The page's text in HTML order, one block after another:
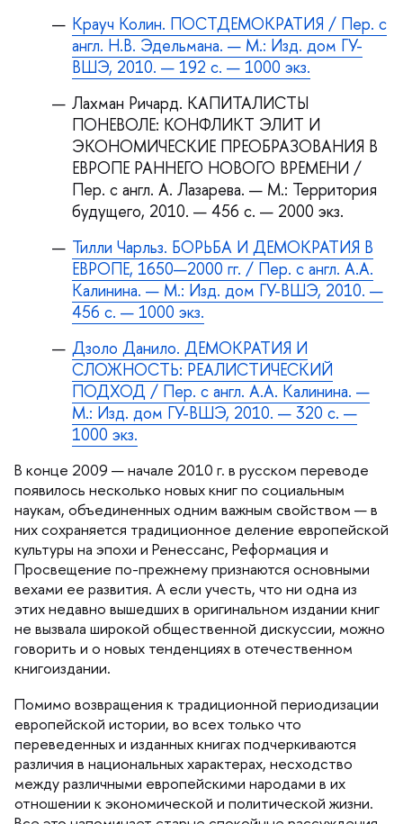
Крауч Колин. ПОСТДЕМОКРАТИЯ / Пер. с
англ. Н.В. Эдельмана. — М.: Изд. дом ГУ-
ШЭ, 2010. — 192 с. — 1000 экз.
Лахман Ричард. КАПИТАЛИСТЫ
ПОНЕВОЛЕ: КОНФЛИКТ ЭЛИТ И
ЭКОНОМИЧЕСКИЕ ПРЕОБРАЗОВАНИЯ
ЕВРОПЕ РАННЕГО НОВОГО ВРЕМЕНИ /
Пер. с англ. А. Лазарева. — М.: Территория
удущего, 2010. — 456 с. — 2000 экз.
Тилли Чарльз. БОРЬБА И ДЕМОКРАТИЯ
ЕВРОПЕ, 1650—2000 гг. / Пер. с англ. А.А.
Калинина. — М.: Изд. дом ГУ-ВШЭ, 2010. —
456 с. — 1000 экз.
Дзоло Данило. ДЕМОКРАТИЯ И
СЛОЖНОСТЬ: РЕАЛИСТИЧЕСКИЙ
ПОДХОД / Пер. с англ. А.А. Калинина. —
М.: Изд. дом ГУ-ВШЭ, 2010. — 320 с. —
1000 экз.
конце 2009 — начале 2010 г. в русском переводе
появилось несколько новых книг по социальным
наукам, объединенных одним важным свойством —
них сохраняется традиционное деление европейской
культуры на эпохи и Ренессанс, Реформация и
Просвещение по-прежнему признаются основными
ехами ее развития. А если учесть, что ни одна из
этих недавно вышедших в оригинальном издании кни
не вызвала широкой общественной дискуссии, можно
оворить и о новых тенденциях в отечественном
книгоиздании.
Помимо возвращения к традиционной периодизации
европейской истории, во всех только что
переведенных и изданных книгах подчеркиваются
различия в национальных характерах, несходство
между различными европейскими народами в их
отношении к экономической и политической жизни.